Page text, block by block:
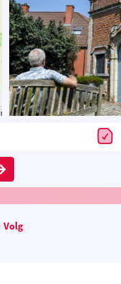
Volg